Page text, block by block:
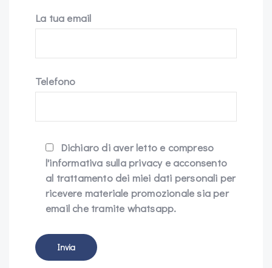
La tua email
Telefono
Dichiaro di aver letto e compreso
l'informativa sulla privacy e acconsento
al trattamento dei miei dati personali per
ricevere materiale promozionale sia per
email che tramite whatsapp.